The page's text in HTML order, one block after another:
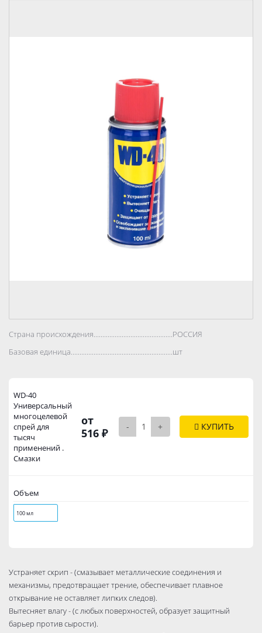
Страна происхождения..................................................................................
РОССИЯ
Базовая единица..................................................................................
шт
WD-40
Универсальный
многоцелевой
спрей для
тысяч
применений .
Смазки
от
516 ₽
- + КУПИТЬ
Объем
100 мл
Устраняет скрип - (смазывает металлические соединения и
механизмы, предотвращает трение, обеспечивает плавное
открывание не оставляет липких следов).
Вытесняет влагу - (с любых поверхностей, образует защитный
барьер против сырости).